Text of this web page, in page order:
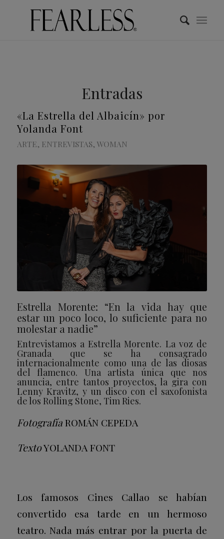
Entradas
«La Estrella del Albaicín» por
Yolanda Font
ARTE, ENTREVISTAS, WOMAN
Estrella Morente: “En la vida hay que
estar un poco loco, lo suficiente para no
molestar a nadie”
Entrevistamos a Estrella Morente. La voz de
Granada que se ha consagrado
internacionalmente como una de las diosas
del flamenco. Una artista única que nos
anuncia, entre tantos proyectos, la gira con
Lenny Kravitz, y un disco con el saxofonista
de los Rolling Stone, Tim Ries.
FotografíaROMÁN CEPEDA
TextoYOLANDA FONT
Los famosos Cines Callao se habían
convertido esa tarde en un hermoso
teatro. Nada más entrar por la puerta de